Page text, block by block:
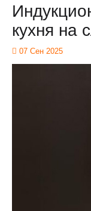
кухня на
07 Сен 2025